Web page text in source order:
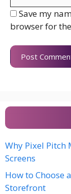
Save my
browser for
Why Pixel Pitch
Screens
How to Choose
Storefront